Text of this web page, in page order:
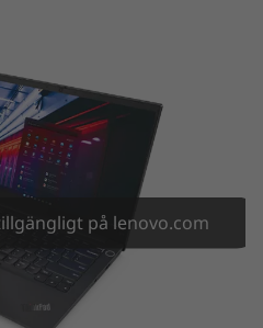
på lenovo.com